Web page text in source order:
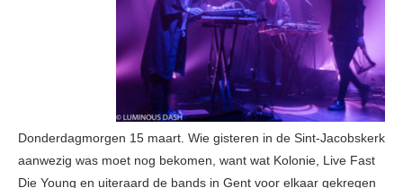
Donderdagmorgen 15 maart. Wie gisteren in de Sint-Jacobskerk
aanwezig was moet nog bekomen, want wat Kolonie, Live Fast
Die Young en uiteraard de bands in Gent voor elkaar gekregen